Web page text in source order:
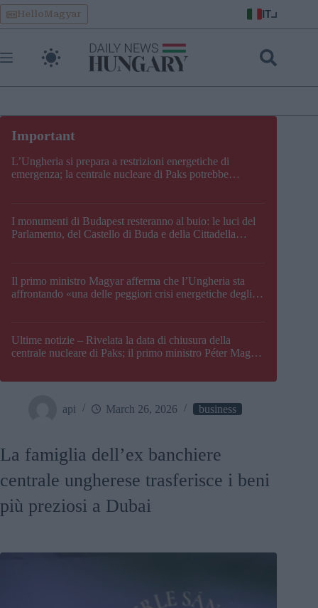
Skip
to
content
HelloMagyar IT
L’Ungheria si prepara a restrizioni energetiche di
emergenza; la centrale nucleare di Paks potrebbe
I monumenti di Budapest resteranno al buio: le luci del
Parlamento, del Castello di Buda e della Cittadella
Il primo ministro Magyar afferma che l’Ungheria sta
affrontando «una delle peggiori crisi energetiche degli
Ultime notizie – Rivelata la data di chiusura della
centrale nucleare di Paks; il primo ministro Péter Magyar
api March 26, 2026 business
La famiglia dell’ex banchiere
centrale ungherese trasferisce i beni
più preziosi a Dubai